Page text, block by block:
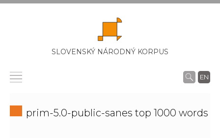
SLOVENSKÝ NÁRODNÝ KORPUS
EN
prim-5.0-public-sanes top 1000 words